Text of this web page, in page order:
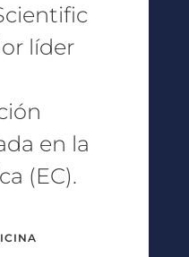
líder
en la
(EC).